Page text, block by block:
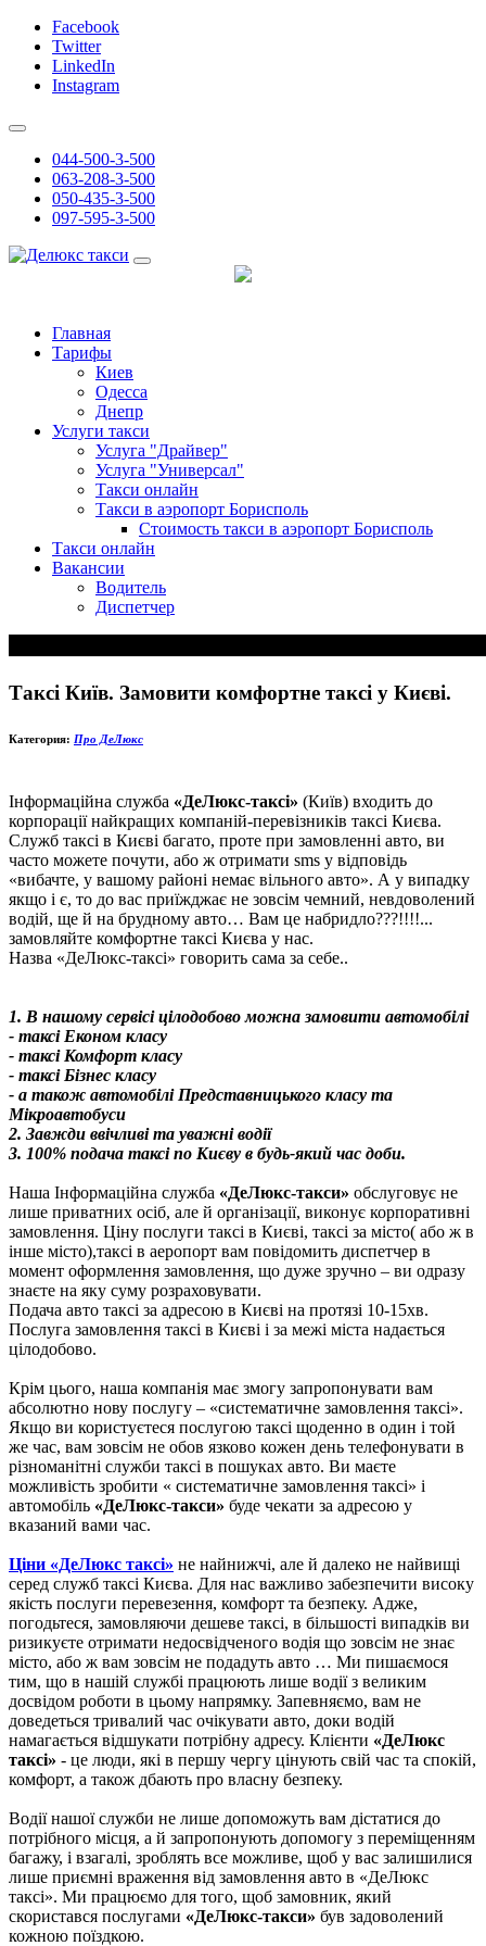
Facebook
Twitter
LinkedIn
Instagram
044-500-3-500
063-208-3-500
050-435-3-500
097-595-3-500
Главная
Тарифы
Киев
Одесса
Днепр
Услуги такси
Услуга "Драйвер"
Услуга "Универсал"
Такси онлайн
Такси в аэропорт Борисполь
Стоимость такси в аэропорт Борисполь
Такси онлайн
Вакансии
Водитель
Диспетчер
Таксі Київ. Замовити комфортне таксі у Києві.
Категория: Про ДеЛюкс
Інформаційна служба «ДеЛюкс-таксі» (Київ) входить до
корпорації найкращих компаній-перевізників таксі Києва.
Служб таксі в Києві багато, проте при замовленні авто, ви
часто можете почути, або ж отримати sms у відповідь
«вибачте, у вашому районі немає вільного авто». А у випадку
якщо і є, то до вас приїжджає не зовсім чемний, невдоволений
водій, ще й на брудному авто… Вам це набридло???!!!!...
замовляйте комфортне таксі Києва у нас.
Назва «ДеЛюкс-таксі» говорить сама за себе..
1. В нашому сервісі цілодобово можна замовити автомобілі
- таксі Економ класу
- таксі Комфорт класу
- таксі Бізнес класу
- а також автомобілі Представницького класу та
Мікроавтобуси
2. Завжди ввічливі та уважні водії
3. 100% подача таксі по Києву в будь-який час доби.
Наша Інформаційна служба «ДеЛюкс-такси» обслуговує не
лише приватних осіб, але й організації, виконує корпоративні
замовлення. Ціну послуги таксі в Києві, таксі за місто( або ж в
інше місто),таксі в аеропорт вам повідомить диспетчер в
момент оформлення замовлення, що дуже зручно – ви одразу
знаєте на яку суму розраховувати.
Подача авто таксі за адресою в Києві на протязі 10-15хв.
Послуга замовлення таксі в Києві і за межі міста надається
цілодобово.
Крім цього, наша компанія має змогу запропонувати вам
абсолютно нову послугу – «систематичне замовлення таксі».
Якщо ви користуєтеся послугою таксі щоденно в один і той
же час, вам зовсім не обов язково кожен день телефонувати в
різноманітні служби таксі в пошуках авто. Ви маєте
можливість зробити « систематичне замовлення таксі» і
автомобіль «ДеЛюкс-такси» буде чекати за адресою у
вказаний вами час.
Ціни «ДеЛюкс таксі» не найнижчі, але й далеко не найвищі
серед служб таксі Києва. Для нас важливо забезпечити високу
якість послуги перевезення, комфорт та безпеку. Адже,
погодьтеся, замовляючи дешеве таксі, в більшості випадків ви
ризикуєте отримати недосвідченого водія що зовсім не знає
місто, або ж вам зовсім не подадуть авто … Ми пишаємося
тим, що в нашій службі працюють лише водії з великим
досвідом роботи в цьому напрямку. Запевняємо, вам не
доведеться тривалий час очікувати авто, доки водій
намагається відшукати потрібну адресу. Клієнти «ДеЛюкс
таксі» - це люди, які в першу чергу цінують свій час та спокій,
комфорт, а також дбають про власну безпеку.
Водії нашої служби не лише допоможуть вам дістатися до
потрібного місця, а й запропонують допомогу з переміщенням
багажу, і взагалі, зроблять все можливе, щоб у вас залишилися
лише приємні враження від замовлення авто в «ДеЛюкс
таксі». Ми працюємо для того, щоб замовник, який
скористався послугами «ДеЛюкс-такси» був задоволений
кожною поїздкою.